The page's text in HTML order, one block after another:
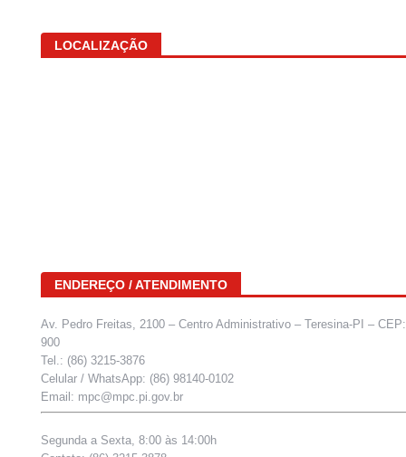
LOCALIZAÇÃO
ENDEREÇO / ATENDIMENTO
Av. Pedro Freitas, 2100 – Centro Administrativo – Teresina-PI –
900
Tel.: (86) 3215-3876
Celular / WhatsApp: (86) 98140-0102
Email: mpc@mpc.pi.gov.br
Segunda a Sexta, 8:00 às 14:00h